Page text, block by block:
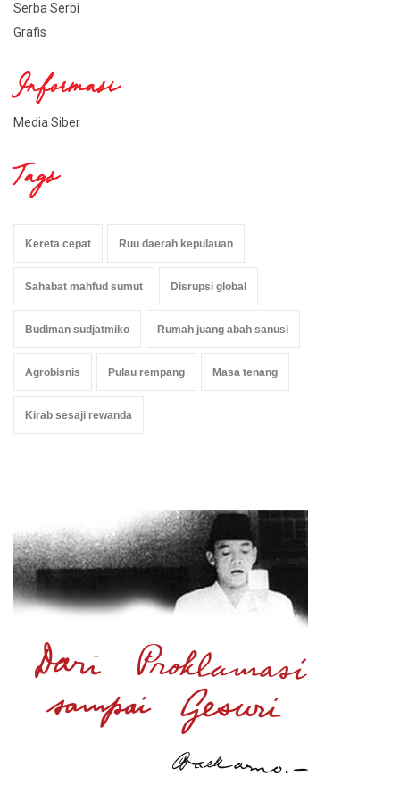
Serba Serbi
Grafis
Informasi
Media Siber
Tags
Kereta cepat Ruu daerah kepulauan
Sahabat mahfud sumut Disrupsi global
Budiman sudjatmiko Rumah juang abah sanusi
Agrobisnis Pulau rempang Masa tenang
Kirab sesaji rewanda